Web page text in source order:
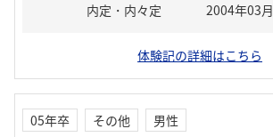
内定・内々定
2004年03月
体験記の詳細はこちら
05年卒 その他
男性